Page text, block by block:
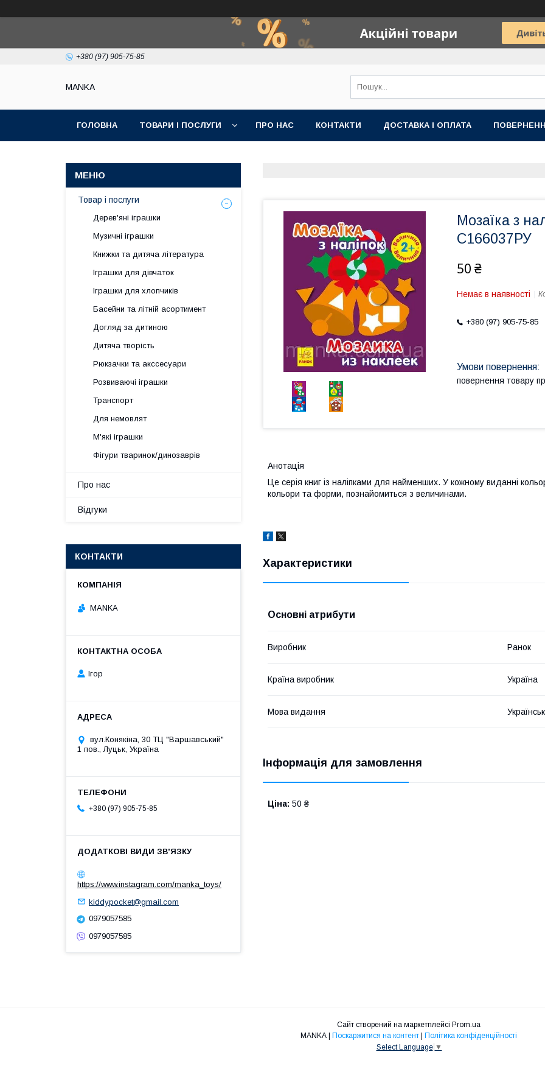
+380 (97) 905-75-85
МАNKА
ГОЛОВНА ТОВАРИ І ПОСЛУГИ ПРО НАС КОНТАКТИ ДОСТАВКА І ОПЛАТА
Мозаїка з
С166037РУ
50 ₴
Немає в наявності
+380 (97) 905-75-85
повернення товару
Анотація
Це серія книг із наліпками для найменших. У кожному виданні
кольори та форми, познайомиться з величинами.
Характеристики
Основні атрибути
Виробник Ранок
Країна виробник Україна
Мова видання
Інформація для замовлення
Ціна: 50 ₴
Товар і послуги
Дерев'яні іграшки
Музичні іграшки
Книжки та дитяча література
Іграшки для дівчаток
Іграшки для хлопчиків
Басейни та літній асортимент
Догляд за дитиною
Дитяча творість
Рюкзачки та акссесуари
Розвиваючі іграшки
Транспорт
Для немовлят
М'які іграшки
Фігури тваринок/динозаврів
Про нас
Відгуки
КОНТАКТИ
MANKA
Ігор
вул.Конякіна, 30 ТЦ "Варшавський"
1 пов., Луцьк, Україна
+380 (97) 905-75-85
https://www.instagram.com/manka_toys/
kiddypocket@gmail.com
0979057585
0979057585
Сайт створений на маркетплейсі Prom.ua
Поскаржитися на контент
Політика конфіденційності
Select Language ▼